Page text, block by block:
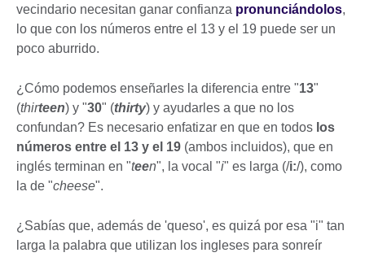
vecindario necesitan ganar confianza pronunciándolos,
lo que con los números entre el 13 y el 19 puede ser un
poco aburrido.
¿Cómo podemos enseñarles la diferencia entre "13"
(thirteen) y "30" (thirty) y ayudarles a que no los
confundan? Es necesario enfatizar en que en todos los
números entre el 13 y el 19 (ambos incluidos), que en
inglés terminan en "teen", la vocal "i" es larga (/i:/), como
la de "cheese".
¿Sabías que, además de 'queso', es quizá por esa "i" tan
larga la palabra que utilizan los ingleses para sonreír